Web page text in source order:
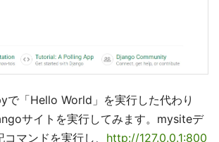
で「Hello World」を実行した代わり
サイトを実行してみます。mysiteデ
マンドを実行し、 http://127.0.0.1:800